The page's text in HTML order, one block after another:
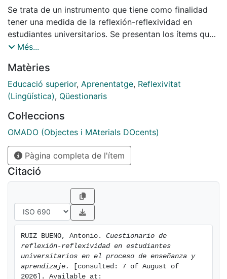
Se trata de un instrumento que tiene como finalidad
tener una medida de la reflexión-reflexividad en
estudiantes universitarios. Se presentan los ítems que
componen sus 3 escalas (reflexión-reflexividad,
con sus sub-dimensiones.
Més...
Matèries
Educació superior, Aprenentatge, Reflexivitat
(Lingüística), Qüestionaris
Col·leccions
OMADO (Objectes i MAterials DOcents)
Pàgina completa de l'ítem
Citació
RUIZ BUENO, Antonio. Cuestionario de
reflexión-reflexividad en estudiantes
universitarios en el proceso de enseñanza y
aprendizaje.
[consulted: 7 of August of
2026]. Available at: